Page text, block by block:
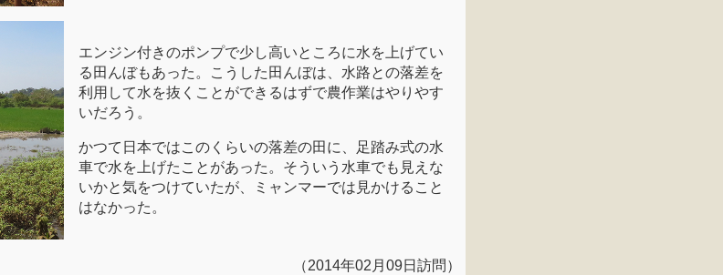
エンジン付きのポンプで少し高いところに水を上げてい
る田んぼもあった。こうした田んぼは、水路との落差を
利用して水を抜くことができるはずで農作業はやりやす
いだろう。
かつて日本ではこのくらいの落差の田に、足踏み式の水
車で水を上げたことがあった。そういう水車でも見えな
いかと気をつけていたが、ミャンマーでは見かけること
はなかった。
（2014年02月09日訪問）